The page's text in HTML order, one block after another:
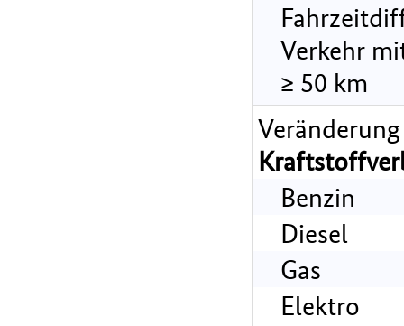
Verkehr
≥ 50 km
Benzin
Diesel
Gas
Elektro